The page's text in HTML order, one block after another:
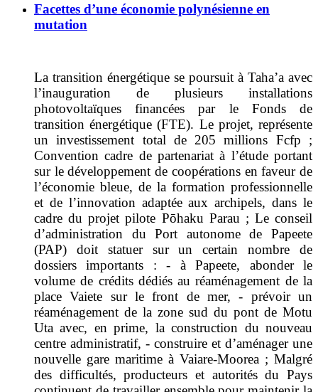
Facettes d’une économie polynésienne en
mutation
La transition énergétique se poursuit à Taha’a avec
l’inauguration de plusieurs installations
photovoltaïques financées par le Fonds de
transition énergétique (FTE). Le projet, représente
un investissement total de 205 millions Fcfp ;
Convention cadre de partenariat à l’étude portant
sur le développement de coopérations en faveur de
l’économie bleue, de la formation professionnelle
et de l’innovation adaptée aux archipels, dans le
cadre du projet pilote Pōhaku Parau ; Le conseil
d’administration du Port autonome de Papeete
(PAP) doit statuer sur un certain nombre de
dossiers importants : - à Papeete, abonder le
volume de crédits dédiés au réaménagement de la
place Vaiete sur le front de mer, - prévoir un
réaménagement de la zone sud du pont de Motu
Uta avec, en prime, la construction du nouveau
centre administratif, - construire et d’aménager une
nouvelle gare maritime à Vaiare-Moorea ; Malgré
des difficultés, producteurs et autorités du Pays